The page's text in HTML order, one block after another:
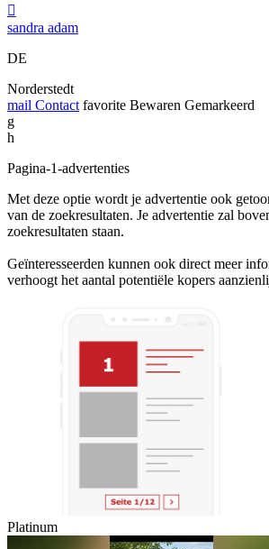

sandra adam
DE
Norderstedt
mail Contact favorite Bewaren Gemarkeerd
g
h
Pagina-1-advertenties
Met deze optie wordt je advertentie ook
van de zoekresultaten. Je advertentie zal
zoekresultaten staan.
Geïnteresseerden kunnen ook direct meer
verhoogt het aantal potentiële kopers
Platinum